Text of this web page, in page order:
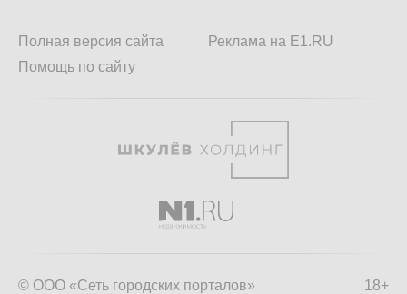
Полная версия сайта
Помощь по сайту
Реклама на E1.RU
18+
© ООО «Сеть городских порталов»